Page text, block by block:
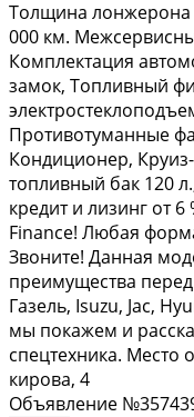
Толщина лонжерона
000 км.
Комплектация
замок, Топливный
Противотуманные
Кондиционер,
топливный бак 120
кредит и лизинг от
Finаnсе! Любая
Звоните! Данная
преимущества
Газель, Isuzu, Jас,
мы покажем и
спецтехника. Место
кирова, 4
Объявление